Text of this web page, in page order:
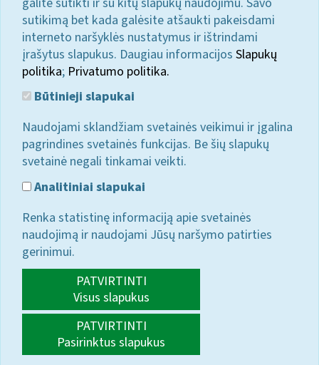
sutikimą bet kada galėsite atšaukti pakeisdami
interneto naršyklės nustatymus ir ištrindami
įrašytus slapukus. Daugiau informacijos Slapukų
politika; Privatumo politika.
Būtinieji slapukai
Naudojami sklandžiam svetainės veikimui ir įgalina
pagrindines svetainės funkcijas. Be šių slapukų
svetainė negali tinkamai veikti.
Analitiniai slapukai
Renka statistinę informaciją apie svetainės
naudojimą ir naudojami Jūsų naršymo patirties
gerinimui.
PATVIRTINTI
Visus slapukus
PATVIRTINTI
Pasirinktus slapukus